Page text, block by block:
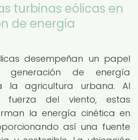
turbinas eólicas en
de energía
desempeñan un papel
de energía
la agricultura urbana. Al
fuerza del viento, estas
la energía cinética en
así una fuente